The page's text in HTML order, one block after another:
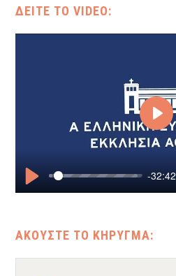
Play
-32:42
Play